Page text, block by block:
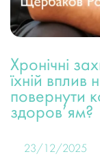
Хронічні
їхній вплив
повернути
здоров’ям?
23/12/2025